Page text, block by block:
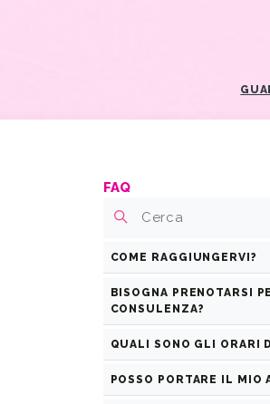
FAQ
Mi dispiace ma la
alcun
COME RAGGIUNGERVI?
BISOGNA PRENOTARSI
CONSULENZA?
QUALI SONO GLI ORARI
POSSO PORTARE IL MIO